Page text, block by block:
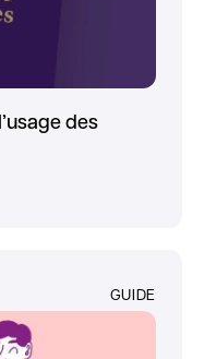
des
GUIDE